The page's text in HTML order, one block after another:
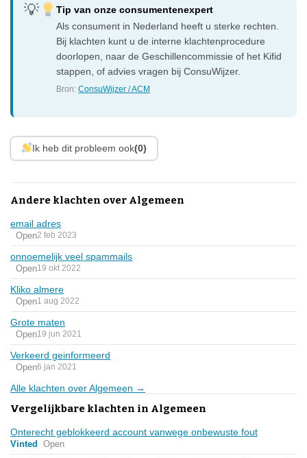
Tip van onze consumentenexpert
Als consument in Nederland heeft u sterke rechten.
Bij klachten kunt u de interne klachtenprocedure
doorlopen, naar de Geschillencommissie of het Kifid
stappen, of advies vragen bij ConsuWijzer.
Bron:ConsuWijzer / ACM
Ik heb dit probleem ook(0)
Andere klachten over Algemeen
email adres
Open2 feb 2023
onnoemelijk veel spammails
Open19 okt 2022
Kliko almere
Open1 aug 2022
Grote maten
Open19 jun 2021
Verkeerd geinformeerd
Open6 jan 2021
Alle klachten over Algemeen →
Vergelijkbare klachten in Algemeen
Onterecht geblokkeerd account vanwege onbewuste fout
Vinted Open